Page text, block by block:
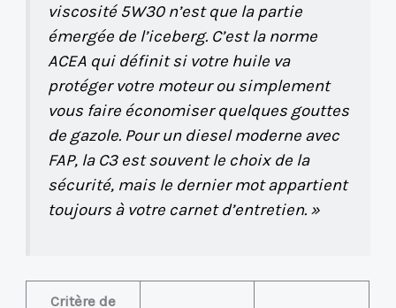
viscosité 5W30 n’est que la partie
émergée de l’iceberg. C’est la norme
ACEA qui définit si votre huile va
protéger votre moteur ou simplement
vous faire économiser quelques gouttes
de gazole. Pour un diesel moderne avec
FAP, la C3 est souvent le choix de la
sécurité, mais le dernier mot appartient
toujours à votre carnet d’entretien. »
Critère de